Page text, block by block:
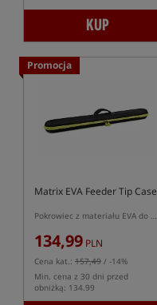
KUP
Promocja
Matrix EVA Feeder Tip Case
Pokrowiec z materiału EVA do przechowywania szczytówek feederowych
134,99 PLN
Cena kat.: 157,49 / -14%
Min. cena z 30 dni przed
obniżką: 134.99